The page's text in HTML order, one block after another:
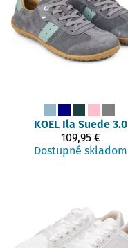
KOEL Ila Suede 3.0
109,95 €
Dostupné skladom